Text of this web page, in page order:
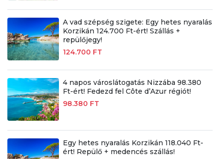
A vad szépség szigete: Egy hetes nyaralás
Korzikán 124.700 Ft-ért! Szállás +
repülőjegy!
124.700 FT
4 napos városlátogatás Nizzába 98.380
Ft-ért! Fedezd fel Côte d’Azur régiót!
98.380 FT
Egy hetes nyaralás Korzikán 118.040 Ft-
ért! Repülő + medencés szállás!